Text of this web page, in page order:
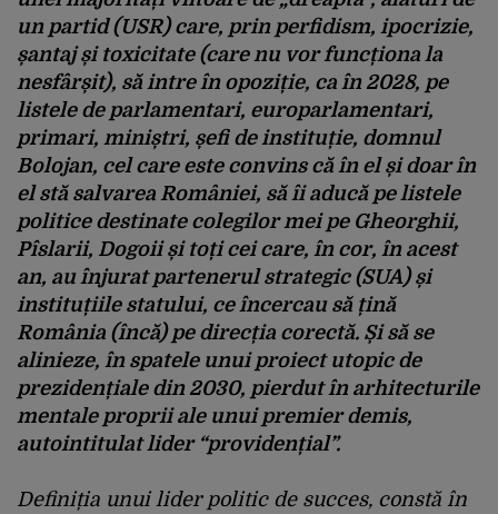
un partid (USR) care, prin perfidism, ipocrizie,
șantaj și toxicitate (care nu vor funcționa la
nesfârșit), să intre în opoziție, ca în 2028, pe
listele de parlamentari, europarlamentari,
primari, miniștri, șefi de instituție, domnul
Bolojan, cel care este convins că în el și doar în
el stă salvarea României, să îi aducă pe listele
politice destinate colegilor mei pe Gheorghii,
Pîslarii, Dogoii și toți cei care, în cor, în acest
an, au înjurat partenerul strategic (SUA) și
instituțiile statului, ce încercau să țină
România (încă) pe direcția corectă. Și să se
alinieze, în spatele unui proiect utopic de
prezidențiale din 2030, pierdut în arhitecturile
mentale proprii ale unui premier demis,
autointitulat lider “providențial”.
Definiția unui lider politic de succes, constă în